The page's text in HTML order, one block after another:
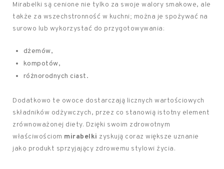
Mirabelki są cenione nie tylko za swoje walory smakowe, ale
także za wszechstronność w kuchni; można je spożywać na
surowo lub wykorzystać do przygotowywania:
dżemów,
kompotów,
różnorodnych ciast.
Dodatkowo te owoce dostarczają licznych wartościowych
składników odżywczych, przez co stanowią istotny element
zrównoważonej diety. Dzięki swoim zdrowotnym
właściwościom mirabelki zyskują coraz większe uznanie
jako produkt sprzyjający zdrowemu stylowi życia.